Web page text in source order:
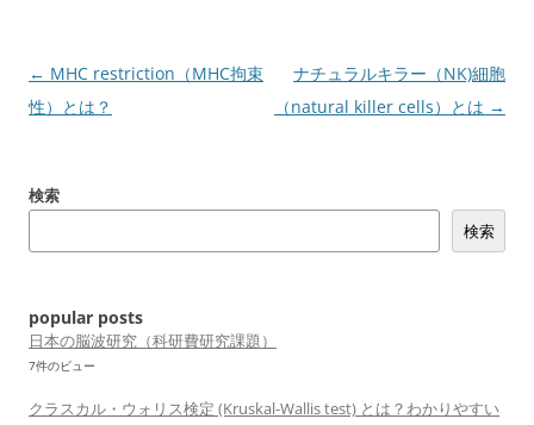
投
稿
ゲ
ン
← MHC restriction（MHC拘束
性）とは？
ナチュラルキラー（NK)細胞
（natural killer cells）とは →
検索
検索
popular posts
日本の脳波研究（科研費研究課題）
7件のビュー
クラスカル・ウォリス検定 (Kruskal-Wallis test) とは？わかりやすい